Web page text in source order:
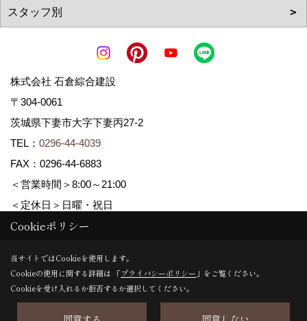
株式会社 石倉綜合建設
〒304-0061
茨城県下妻市大字下妻丙27-2
TEL： 0296-44-4039
FAX：0296-44-6883
＜営業時間＞8:00～21:00
＜定休日＞日曜・祝日
Copyright (c) ISIKURA-SOGOKENSETSU. All Rights Reserved.
Produced byゴデスクリエイト
Cookieポリシー
当サイトではCookieを使用します。
Cookieの使用に関する詳細は 「プライバシーポリシー 」をご覧ください。
Cookieを受け入れるか拒否するか選択してください。